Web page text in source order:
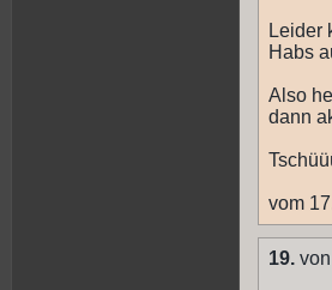
Leider
Habs
Also
dann
vom
19.